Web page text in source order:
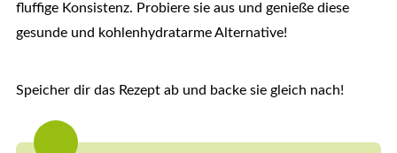
fluffige Konsistenz. Probiere sie aus und genieße diese
gesunde und kohlenhydratarme Alternative!
Speicher dir das Rezept ab und backe sie gleich nach!